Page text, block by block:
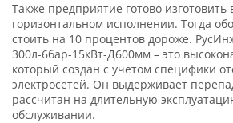
Также предприятие готово изготовить
горизонтальном исполнении. Тогда
стоить на 10 процентов дороже.
300л-6бар-15кВт-Д600мм – это
который создан с учетом специфики
электросетей. Он выдерживает
рассчитан на длительную
обслуживании.